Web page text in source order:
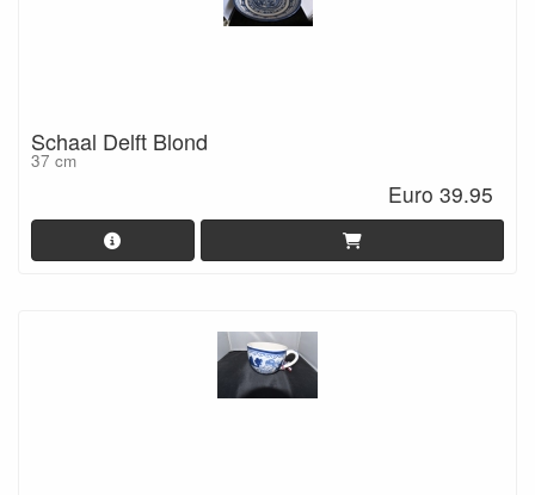
Schaal Delft Blond
37 cm
Euro 39.95